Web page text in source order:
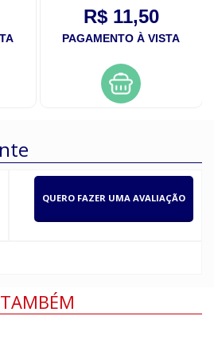
R$ 11,50
PAGAMENTO À VISTA
QUERO FAZER UMA AVALIAÇÃO